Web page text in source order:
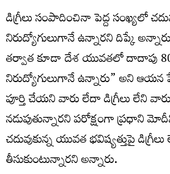
డిగ్రీలు సంపాదించినా పెద్ద సంఖ్యలో
నిరుద్యోగులుగానే ఉన్నారని దిప్కే
తర్వాత కూడా దేశ యువతలో దాదాపు
నిరుద్యోగులుగానే ఉన్నారు” అని ఆయన
పూర్తి చేయని వారు లేదా డిగ్రీలు లేని
నడుపుతున్నారని పరోక్షంగా ప్రధాని
చదువుకున్న యువత భవిష్యత్తుపై
తీసుకుంటున్నారని అన్నారు.